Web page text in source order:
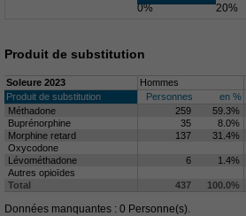
0%
20%
Produit de substitution
Soleure 2023 Hommes
Produit de substitution
Personnes en %
Méthadone
259 59.3%
Buprénorphine
35 8.0%
Morphine retard
137 31.4%
Oxycodone
Lévométhadone
6 1.4%
Autres opioïdes
Total
437 100.0%
Données manquantes : 0 Personne(s).